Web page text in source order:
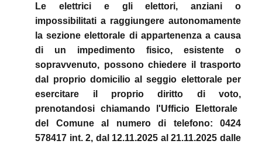
Le elettrici e gli elettori,anziani o
impossibilitati a raggiungere autonomamente
la sezione elettorale di appartenenza a causa
di un impedimento fisico, esistente o
sopravvenuto, possono chiedere il trasporto
dal proprio domicilioal
seggio elettorale per
esercitare il proprio diritto di voto,
prenotandosichiamando l'Ufficio Elettorale
del Comune al numero di telefono: 0424
578417 int. 2, dal 12.11.2025 al 21.11.2025 dalle